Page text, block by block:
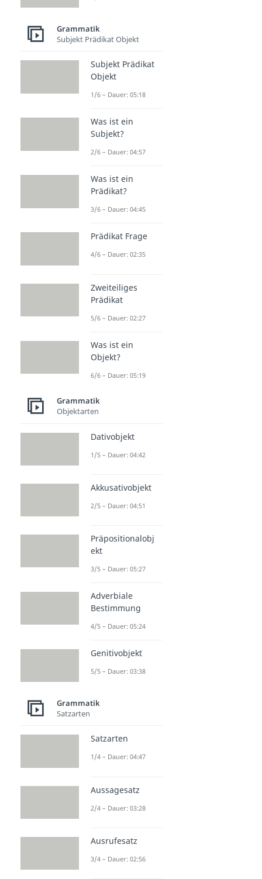
Grammatik
Subjekt Prädikat Objekt
Subjekt Prädikat
Objekt
1/6 – Dauer: 05:18
Was ist ein
Subjekt?
2/6 – Dauer: 04:57
Was ist ein
Prädikat?
3/6 – Dauer: 04:45
Prädikat Frage
4/6 – Dauer: 02:35
Zweiteiliges
Prädikat
5/6 – Dauer: 02:27
Was ist ein
Objekt?
6/6 – Dauer: 05:19
Grammatik
Objektarten
Dativobjekt
1/5 – Dauer: 04:42
Akkusativobjekt
2/5 – Dauer: 04:51
Präpositionalobj
ekt
3/5 – Dauer: 05:27
Adverbiale
Bestimmung
4/5 – Dauer: 05:24
Genitivobjekt
5/5 – Dauer: 03:38
Grammatik
Satzarten
Satzarten
1/4 – Dauer: 04:47
Aussagesatz
2/4 – Dauer: 03:28
Ausrufesatz
3/4 – Dauer: 02:56